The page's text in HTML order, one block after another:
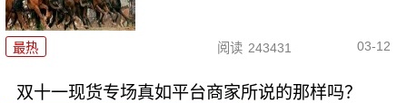
最热 阅读 243431 03-12
双十一现货专场真如平台商家所说的那样吗？